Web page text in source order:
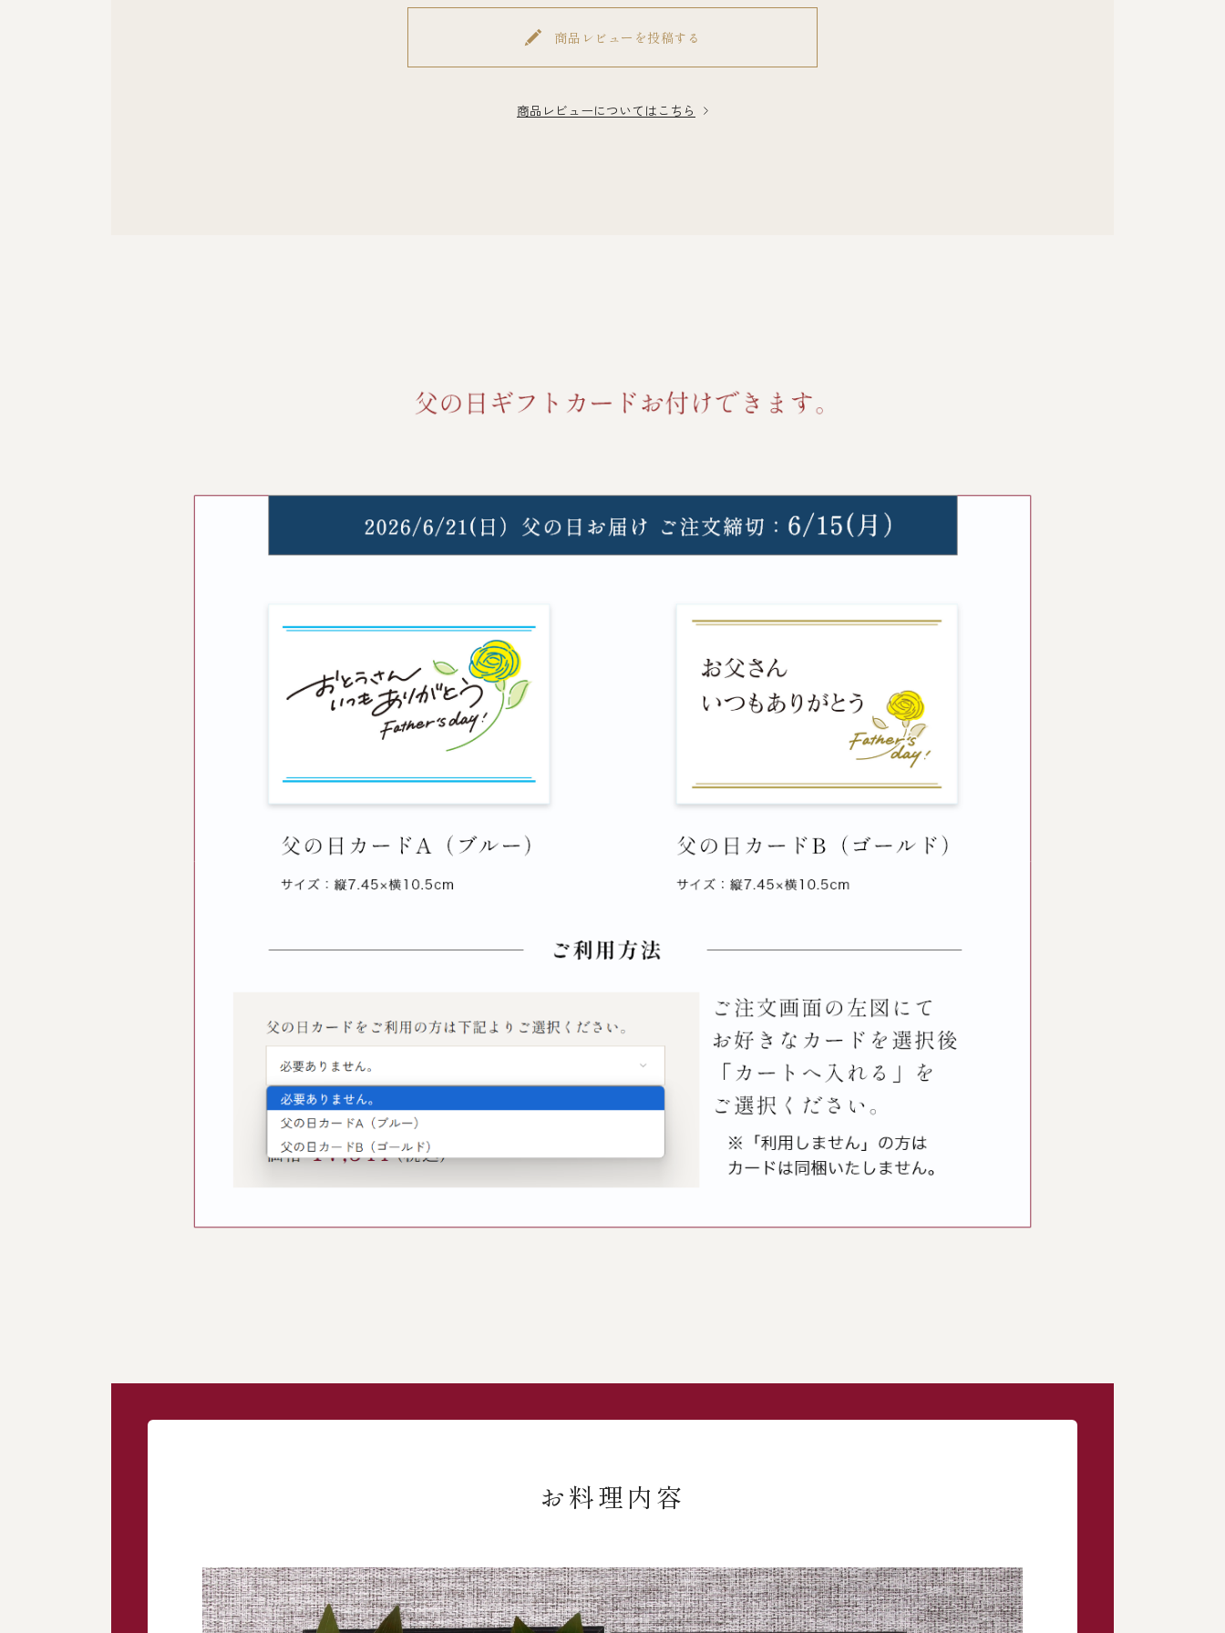
商品レビューを投稿する
商品レビューについてはこちら
お料理内容